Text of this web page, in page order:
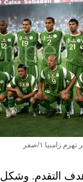
تهزم زامبيا ‮١/‬صفر
هدف التقدم‮.